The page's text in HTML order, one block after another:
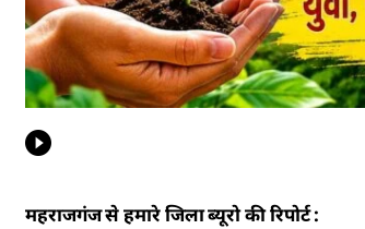
महराजगंज से हमारे जिला ब्यूरो की रिपोर्ट :